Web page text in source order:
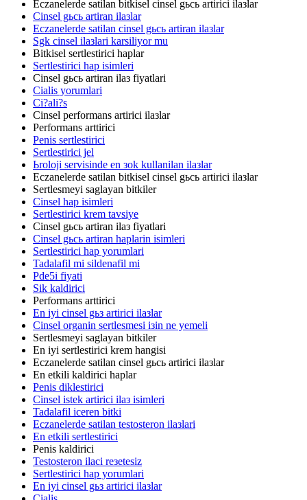
Eczanelerde satilan bitkisel cinsel gьcь artirici ilaзlar
Cinsel gьcь artiran ilaзlar
Eczanelerde satilan cinsel gьcь artiran ilaзlar
Sgk cinsel ilaзlari karsiliyor mu
Bitkisel sertlestirici haplar
Sertlestirici hap isimleri
Cinsel gьcь artiran ilaз fiyatlari
Cialis yorumlari
Ci?ali?s
Cinsel performans artirici ilaзlar
Performans arttirici
Penis sertlestirici
Sertlestirici jel
Ьroloji servisinde en зok kullanilan ilaзlar
Eczanelerde satilan bitkisel cinsel gьcь artirici ilaзlar
Sertlesmeyi saglayan bitkiler
Cinsel hap isimleri
Sertlestirici krem tavsiye
Cinsel gьcь artiran ilaз fiyatlari
Cinsel gьcь artiran haplarin isimleri
Sertlestirici hap yorumlari
Tadalafil mi sildenafil mi
Pde5i fiyati
Sik kaldirici
Performans arttirici
En iyi cinsel gьз artirici ilaзlar
Cinsel organin sertlesmesi iзin ne yemeli
Sertlesmeyi saglayan bitkiler
En iyi sertlestirici krem hangisi
Eczanelerde satilan cinsel gьcь artirici ilaзlar
En etkili kaldirici haplar
Penis diklestirici
Cinsel istek artirici ilaз isimleri
Tadalafil iceren bitki
Eczanelerde satilan testosteron ilaзlari
En etkili sertlestirici
Penis kaldirici
Testosteron ilaci reзetesiz
Sertlestirici hap yorumlari
En iyi cinsel gьз artirici ilaзlar